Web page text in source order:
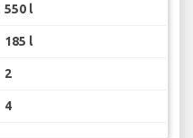
550 l
185 l
2
4